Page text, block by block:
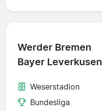
Werder Bremen
Bayer Leverkusen
Weserstadion
Bundesliga